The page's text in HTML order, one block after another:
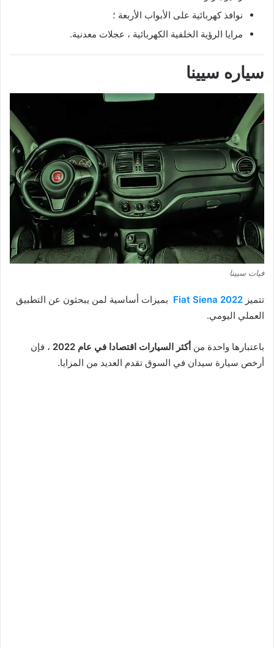
نوافذ كهربائية على الأبواب الأربعة ؛
مرايا الرؤية الخلفية الكهربائية ، عجلات معدنية.
سياره سيينا
فيات سيينا
تتميز Fiat Siena 2022 بميزات أساسية لمن يبحثون عن التطبيق
العملي اليومي.
باعتبارها واحدة من أكثر السيارات اقتصادا في عام 2022
، فإن
أرخص سيارة سيدان في السوق تقدم العديد من المزايا.